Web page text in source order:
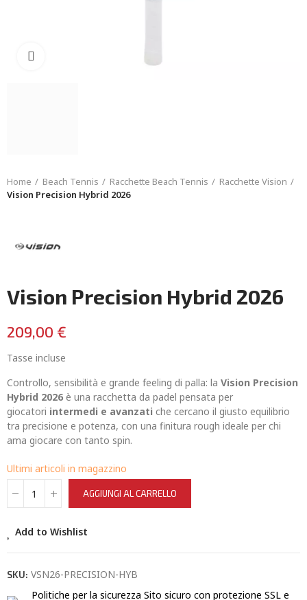
Home Beach Tennis Racchette Beach Tennis
Racchette Vision
Vision Precision Hybrid 2026
Vision Precision Hybrid 2026
209,00 €
Tasse incluse
Controllo, sensibilità e grande feeling di palla: la Vision Precision
Hybrid 2026 è una racchetta da padel pensata per
giocatori intermedi e avanzati che cercano il giusto equilibrio
tra precisione e potenza, con una finitura rough ideale per chi
ama giocare con tanto spin.
Ultimi articoli in magazzino
AGGIUNGI AL CARRELLO
Add to Wishlist
SKU: VSN26-PRECISION-HYB
Politiche per la sicurezza Sito sicuro con protezione SSL e